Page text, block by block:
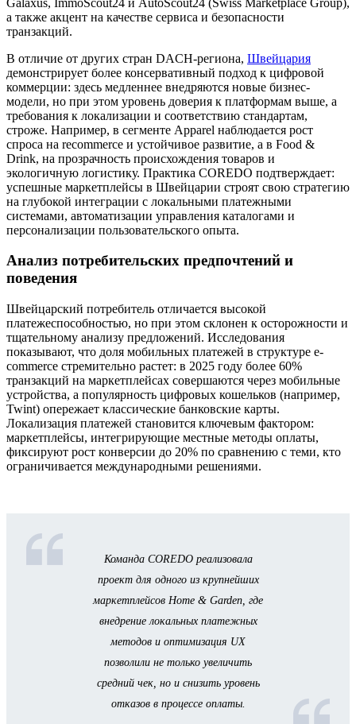
а также акцент на качестве сервиса и безопасности
транзакций.
В отличие от других стран DACH-региона, Швейцария
демонстрирует более консервативный подход к цифровой
коммерции: здесь медленнее внедряются новые бизнес-
модели, но при этом уровень доверия к платформам выше, а
требования к локализации и соответствию стандартам,
строже. Например, в сегменте Apparel наблюдается рост
спроса на recommerce и устойчивое развитие, а в Food &
Drink, на прозрачность происхождения товаров и
экологичную логистику. Практика COREDO подтверждает:
успешные маркетплейсы в Швейцарии строят свою стратегию
на глубокой интеграции с локальными платежными
системами, автоматизации управления каталогами и
персонализации пользовательского опыта.
Анализ потребительских предпочтений и
поведения
Швейцарский потребитель отличается высокой
платежеспособностью, но при этом склонен к осторожности и
тщательному анализу предложений. Исследования
показывают, что доля мобильных платежей в структуре e-
commerce стремительно растет: в 2025 году более 60%
транзакций на маркетплейсах совершаются через мобильные
устройства, а популярность цифровых кошельков (например,
Twint) опережает классические банковские карты.
Локализация платежей становится ключевым фактором:
маркетплейсы, интегрирующие местные методы оплаты,
фиксируют рост конверсии до 20% по сравнению с теми, кто
ограничивается международными решениями.
Команда COREDO реализовала
проект для одного из крупнейших
маркетплейсов Home & Garden, где
внедрение локальных платежных
методов и оптимизация UX
позволили не только увеличить
средний чек, но и снизить уровень
отказов в процессе оплаты.